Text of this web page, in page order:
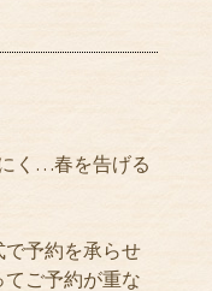
く…春を告げる
予約を承らせ
ご予約が重な